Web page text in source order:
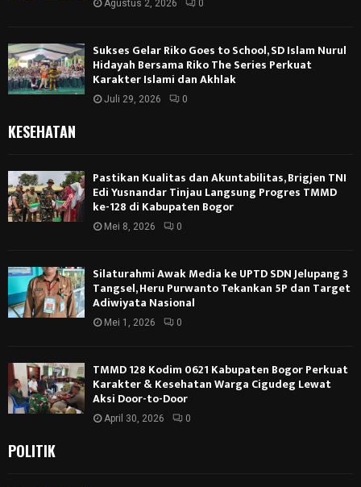
Agustus 2, 2026 0
Sukses Gelar Riko Goes to School, SD Islam Nurul
Hidayah Bersama Riko The Series Perkuat
Karakter Islami dan Akhlak
Juli 29, 2026 0
KESEHATAN
Pastikan Kualitas dan Akuntabilitas, Brigjen TNI
Edi Yusnandar Tinjau Langsung Progres TMMD
ke-128 di Kabupaten Bogor
Mei 8, 2026 0
Silaturahmi Awak Media ke UPTD SDN Jelupang 3
Tangsel, Heru Purwanto Tekankan 5P dan Target
Adiwiyata Nasional
Mei 1, 2026 0
TMMD 128 Kodim 0621 Kabupaten Bogor Perkuat
Karakter & Kesehatan Warga Cigudeg Lewat
Aksi Door-to-Door
April 30, 2026 0
POLITIK